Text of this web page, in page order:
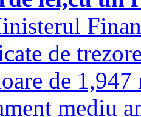
de
de
mediu